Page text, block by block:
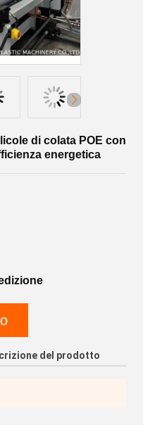
di colata POE con
energetica
del prodotto